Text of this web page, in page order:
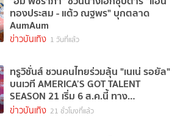
ทองประสม - แต้ว ณฐพร" บุกตลาด
AumAum
ข่าวบันเทิง 1 วันที่แล้ว
ทรูวิชั่นส์ ชวนคนไทยร่วมลุ้น "เนเน่ รอยัล"
บนเวที AMERICA’S GOT TALENT
SEASON 21 เริ่ม 6 ส.ค.นี้ ทาง
TrueVisions NOW
ข่าวบันเทิง 21 ชั่วโมงที่แล้ว